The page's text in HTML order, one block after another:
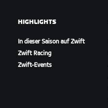
HIGHLIGHTS
In dieser Saison auf Zwift
Zwift Racing
Zwift-Events